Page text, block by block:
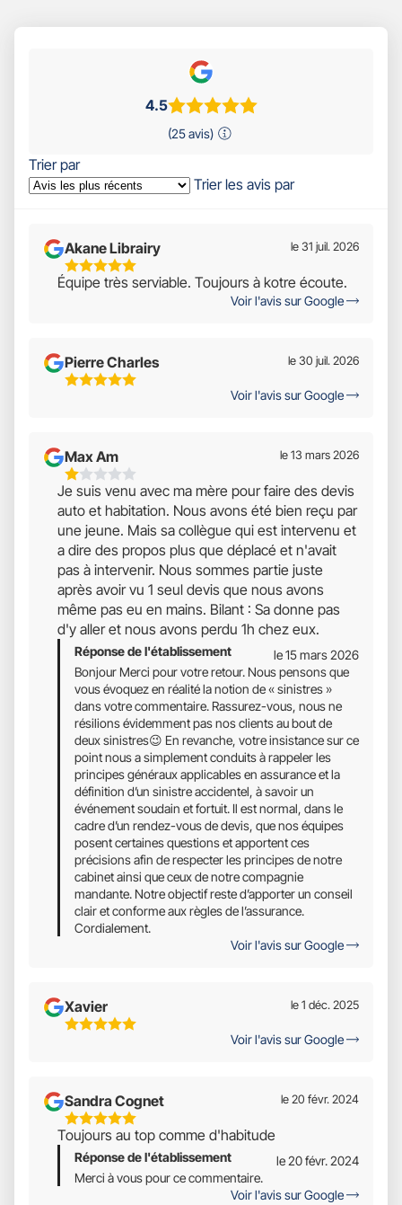
4.5
(25 avis)
Trier par
Trier les avis par
Akane Librairy
5
Étoiles
le 31 juil. 2026
Équipe très serviable. Toujours à kotre écoute.
Voir l'avis sur Google
Pierre Charles
5
le 30 juil. 2026
Voir l'avis sur Google
Max Am
1
Étoiles
Sur
5
le 13 mars 2026
Je suis venu avec ma mère pour faire des devis
auto et habitation. Nous avons été bien reçu par
une jeune. Mais sa collègue qui est intervenu et
a dire des propos plus que déplacé et n'avait
pas à intervenir. Nous sommes partie juste
après avoir vu 1 seul devis que nous avons
même pas eu en mains. Bilant : Sa donne pas
d'y aller et nous avons perdu 1h chez eux.
Réponse de l'établissement
le 15 mars 2026
Bonjour Merci pour votre retour. Nous pensons que
vous évoquez en réalité la notion de « sinistres »
dans votre commentaire. Rassurez-vous, nous ne
résilions évidemment pas nos clients au bout de
deux sinistres😉 En revanche, votre insistance sur ce
point nous a simplement conduits à rappeler les
principes généraux applicables en assurance et la
définition d’un sinistre accidentel, à savoir un
événement soudain et fortuit. Il est normal, dans le
cadre d’un rendez-vous de devis, que nos équipes
posent certaines questions et apportent ces
précisions afin de respecter les principes de notre
cabinet ainsi que ceux de notre compagnie
mandante. Notre objectif reste d’apporter un conseil
clair et conforme aux règles de l’assurance.
Cordialement.
Voir l'avis sur Google
Xavier
5
le 1 déc. 2025
Voir l'avis sur Google
Sandra Cognet
5
Étoiles
Sur
le 20 févr. 2024
Toujours au top comme d'habitude
Réponse de l'établissement
le 20 févr. 2024
Merci à vous pour ce commentaire.
Voir l'avis sur Google